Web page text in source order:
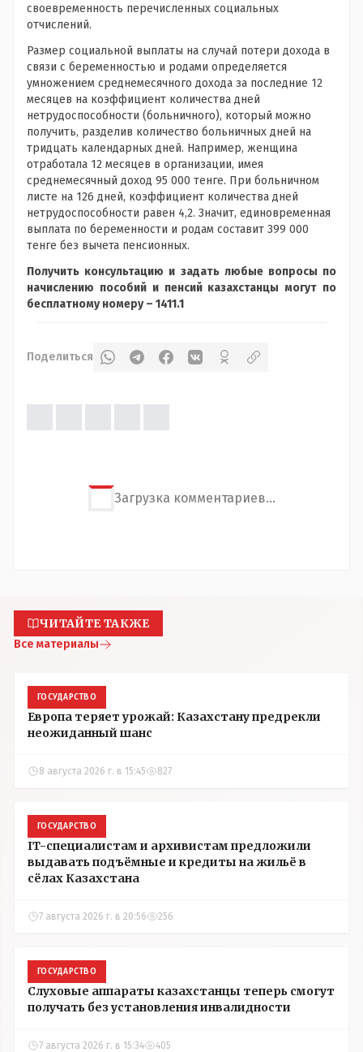
своевременность перечисленных социальных
отчислений.
Размер социальной выплаты на случай потери дохода в
связи с беременностью и родами определяется
умножением среднемесячного дохода за последние 12
месяцев на коэффициент количества дней
нетрудоспособности (больничного), который можно
получить, разделив количество больничных дней на
тридцать календарных дней. Например, женщина
отработала 12 месяцев в организации, имея
среднемесячный доход 95 000 тенге. При больничном
листе на 126 дней, коэффициент количества дней
нетрудоспособности равен 4,2. Значит, единовременная
выплата по беременности и родам составит 399 000
тенге без вычета пенсионных.
Получить консультацию и задать любые вопросы по
начислению пособий и пенсий казахстанцы могут по
бесплатному номеру – 1411.1
Поделиться
Загрузка комментариев...
ЧИТАЙТЕ ТАКЖЕ
Все материалы
ГОСУДАРСТВО
Европа теряет урожай: Казахстану предрекли
неожиданный шанс
8 августа 2026 г. в 15:45 827
ГОСУДАРСТВО
IT-специалистам и архивистам предложили
выдавать подъёмные и кредиты на жильё в
сёлах Казахстана
7 августа 2026 г. в 20:56 256
ГОСУДАРСТВО
Слуховые аппараты казахстанцы теперь смогут
получать без установления инвалидности
7 августа 2026 г. в 15:34 405